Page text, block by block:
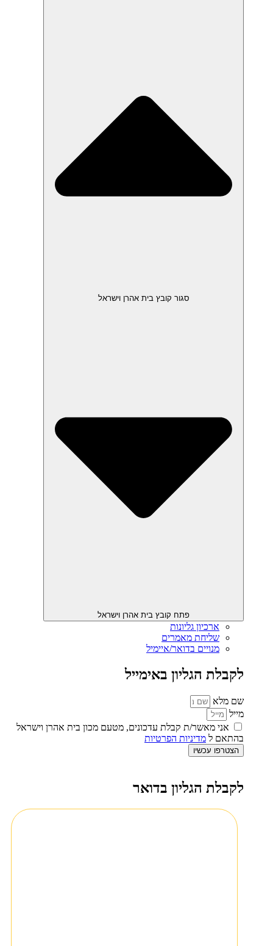
סגור קובץ בית אהרן וישראל
פתח קובץ בית אהרן וישראל
ארכיון גליונות
שליחת מאמרים
מנויים בדואר/איימיל
לקבלת הגליון באימייל
שם מלא
מייל
אני מאשר/ת קבלת עדכונים, מטעם מכון בית אהרן וישראל
בהתאם ל מדיניות הפרטיות
הצטרפו עכשיו
לקבלת הגליון בדואר